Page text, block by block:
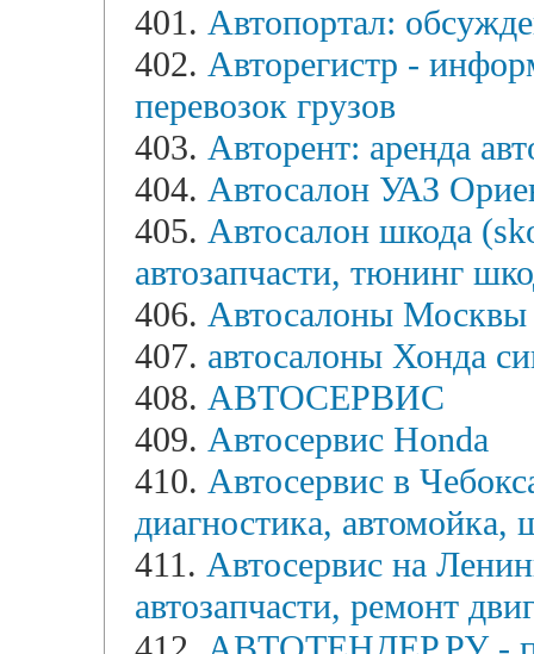
401. Автопортал:
402. Авторегистр -
перевозок грузов
403. Авторент: аренда
404. Автосалон УАЗ
405. Автосалон шкода
автозапчасти, тюнинг
406. Автосалоны Москвы
407. автосалоны Хонда
408. АВТОСЕРВИС
409. Автосервис Honda
410. Автосервис в
диагностика,
411. Автосервис на
автозапчасти, ремонт